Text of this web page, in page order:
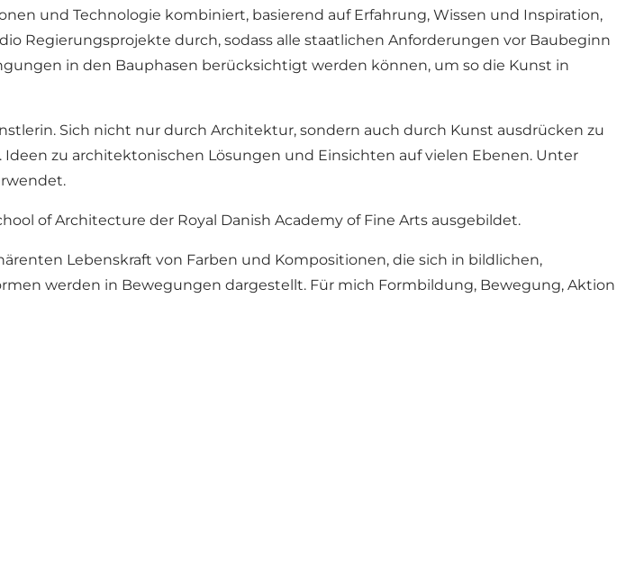
und Technologie kombiniert, basierend auf Erfahrung, Wissen und Inspiration,
Regierungsprojekte durch, sodass alle staatlichen Anforderungen vor Baubeginn
in den Bauphasen berücksichtigt werden können, um so die Kunst in
Sich nicht nur durch Architektur, sondern auch durch Kunst ausdrücken zu
zu architektonischen Lösungen und Einsichten auf vielen Ebenen. Unter
of Architecture der Royal Danish Academy of Fine Arts ausgebildet.
Lebenskraft von Farben und Kompositionen, die sich in bildlichen,
werden in Bewegungen dargestellt. Für mich Formbildung, Bewegung, Aktion